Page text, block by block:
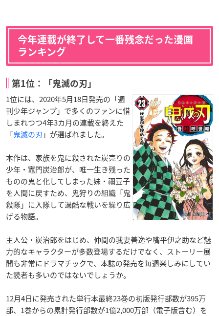
今年連載が終了して一番残念だった漫画
ランキング
第1位：「鬼滅の刃」
1位には、2020年5月18日発売の「週
刊少年ジャンプ」で多くのファンに惜
しまれつつ4年3カ月の連載を終えた
「鬼滅の刃 」が選ばれました。
本作は、家族を鬼に殺された炭売りの
少年・竈門炭治郎が、唯一生き残った
ものの鬼と化してしまった妹・禰豆子
を人間に戻すため、鬼狩りの組織「鬼
殺隊」に入隊して過酷な戦いを繰り広
げる物語。
主人公・炭治郎をはじめ、仲間の我妻善逸や嘴平伊之助など魅
力的なキャラクターが多数登場するだけでなく、ストーリー展
開も非常にドラマチックで、本誌の発売を毎週楽しみにしてい
た読者も多いのではないでしょうか。
12月4日に発売された単行本最終23巻の初版発行部数が395万
部、1巻からの累計発行部数が1億2,000万部（電子版含む）を